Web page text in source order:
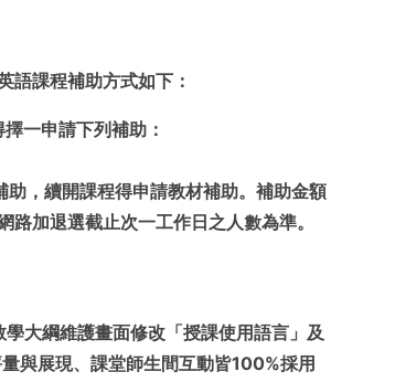
課程補助方式如下：
一申請下列補助：
，續開課程得申請教材補助。補助金額
加退選截止次一工作日之人數為準。
大綱維護畫面修改「授課使用語言」及
與展現、課堂師生間互動皆100%採用